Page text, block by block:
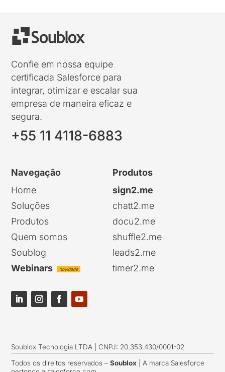
Confie em nossa equipe
certificada Salesforce para
integrar, otimizar e escalar sua
empresa de maneira eficaz e
segura.
+55 11 4118-6883
Navegação
Home
Soluções
Produtos
Quem somos
Soublog
Webinars
novidade
Produtos
sign2.me
chatt2.me
docu2.me
shuffle2.me
leads2.me
timer2.me
Soublox Tecnologia LTDA | CNPJ: 20.353.430/0001-02
Todos os direitos reservados –Soublox | A marca Salesforce